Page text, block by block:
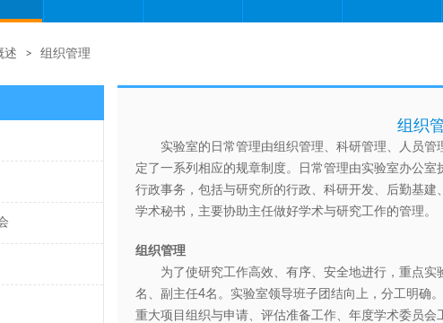
述 > 组织管理
组织
实验室的日常管理由组织管理、科研管理、人员
定了一系列相应的规章制度。日常管理由实验室办公
行政事务，包括与研究所的行政、科研开发、后勤基
学术秘书，主要协助主任做好学术与研究工作的管理。
组织管理
为了使研究工作高效、有序、安全地进行，重点实
名、副主任4名。实验室领导班子团结向上，分工明确
重大项目组织与申请、评估准备工作、年度学术委员